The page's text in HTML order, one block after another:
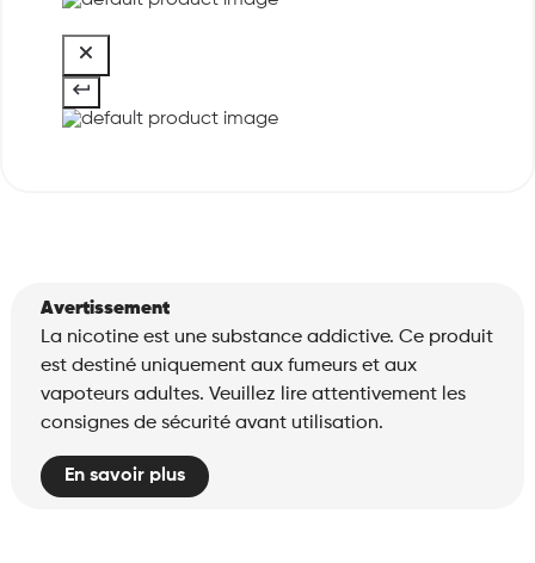
Avertissement
La nicotine est une substance addictive. Ce produit
est destiné uniquement aux fumeurs et aux
vapoteurs adultes. Veuillez lire attentivement les
consignes de sécurité avant utilisation.
En savoir plus